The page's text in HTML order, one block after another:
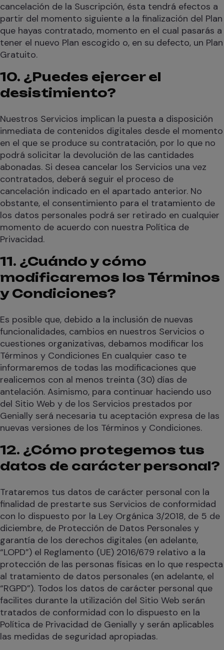
cancelación de la Suscripción, ésta tendrá efectos a
partir del momento siguiente a la finalización del Plan
que hayas contratado, momento en el cual pasarás a
tener el nuevo Plan escogido o, en su defecto, un Plan
Gratuito.
10. ¿Puedes ejercer el
desistimiento?
Nuestros Servicios implican la puesta a disposición
inmediata de contenidos digitales desde el momento
en el que se produce su contratación, por lo que no
podrá solicitar la devolución de las cantidades
abonadas. Si desea cancelar los Servicios una vez
contratados, deberá seguir el proceso de
cancelación indicado en el apartado anterior. No
obstante, el consentimiento para el tratamiento de
los datos personales podrá ser retirado en cualquier
momento de acuerdo con nuestra Política de
Privacidad.
11. ¿Cuándo y cómo
modificaremos los Términos
y Condiciones?
Es posible que, debido a la inclusión de nuevas
funcionalidades, cambios en nuestros Servicios o
cuestiones organizativas, debamos modificar los
Términos y Condiciones En cualquier caso te
informaremos de todas las modificaciones que
realicemos con al menos treinta (30) días de
antelación. Asimismo, para continuar haciendo uso
del Sitio Web y de los Servicios prestados por
Genially será necesaria tu aceptación expresa de las
nuevas versiones de los Términos y Condiciones.
12. ¿Cómo protegemos tus
datos de carácter personal?
Trataremos tus datos de carácter personal con la
finalidad de prestarte sus Servicios de conformidad
con lo dispuesto por la Ley Orgánica 3/2018, de 5 de
diciembre, de Protección de Datos Personales y
garantía de los derechos digitales (en adelante,
“LOPD”) el Reglamento (UE) 2016/679 relativo a la
protección de las personas físicas en lo que respecta
al tratamiento de datos personales (en adelante, el
“RGPD”). Todos los datos de carácter personal que
facilites durante la utilización del Sitio Web serán
tratados de conformidad con lo dispuesto en la
Política de Privacidad de Genially y serán aplicables
las medidas de seguridad apropiadas.